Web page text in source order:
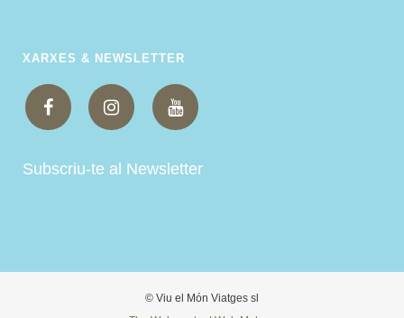
XARXES & NEWSLETTER
Subscriu-te al Newsletter
© Viu el Món Viatges sl